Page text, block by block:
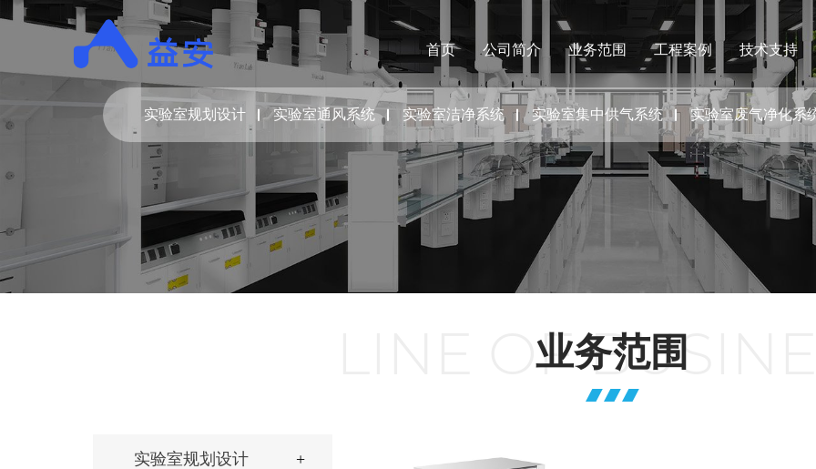
首页 公司简介 业务范围 工程案例 技术支持
实验室规划设计 实验室通风系统 实验室洁净系统 实验室集中供气系统 实验室废气净化系
业务范围
LINE OF
实验室规划设计